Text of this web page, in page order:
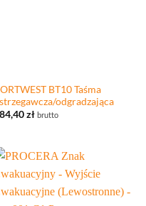
BT10 Taśma
odgradzająca
zł brutto